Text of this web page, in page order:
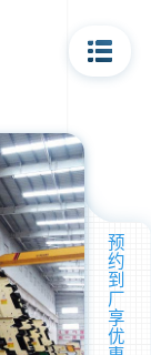
预
约
到
厂
享
优